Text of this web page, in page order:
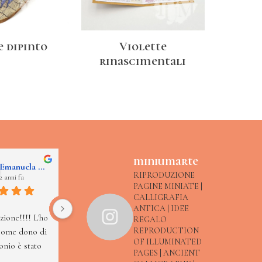
dipinto
Violette
rinascimentali
Emanuela Zancato
2 anni fa
L'ho
dono di
è stato
Lucia Tacchi
Piccolo gioiello,
grande cura amore e
competenza.
Materiali e cultura di
Ho visitato
miniature create da
Pixel Studio Creativo
a Conegliano, tutti
miniumarte
RIPRODUZIONE
PAGINE MINIATE |
CALLIGRAFIA
ANTICA | IDEE
REGALO
REPRODUCTION
OF ILLUMINATED
PAGES | ANCIENT